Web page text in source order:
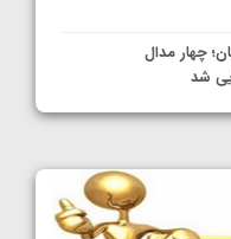
چهار مدال
شد